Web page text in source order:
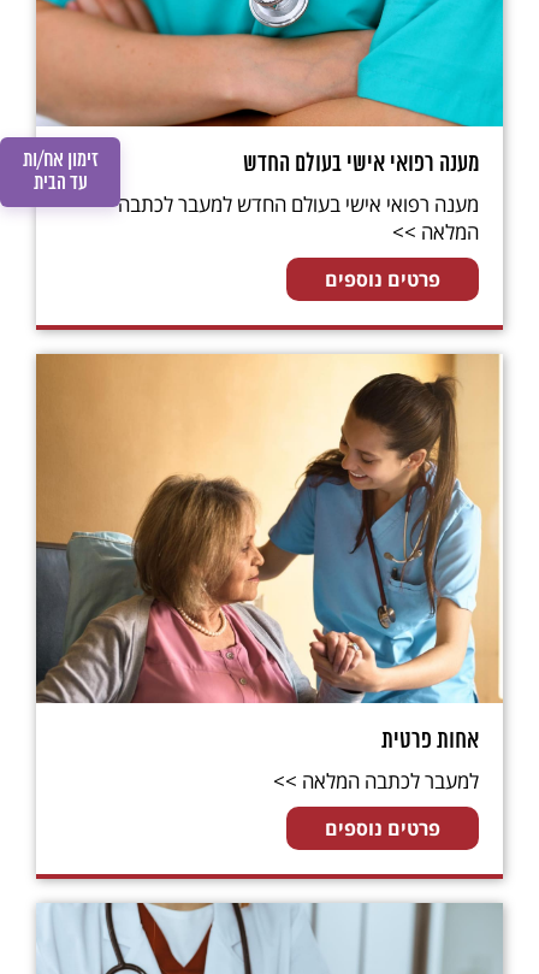
מענה רפואי אישי בעולם החדש
מענה רפואי אישי בעולם החדש למעבר לכתבה
המלאה >>
פרטים נוספים
אחות פרטית
למעבר לכתבה המלאה >>
פרטים נוספים
זימון אח/ות
עד הבית